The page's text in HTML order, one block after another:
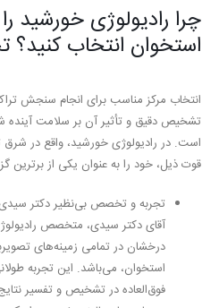
چرا رادیولوژی خورشید
استخوان انتخاب
انتخاب مرکز مناسب برای انجام سنجش
تشخیص دقیق و تأثیر آن بر سلامت آینده
است. در رادیولوژی خورشید، واقع در شرق
قوت ذیل، خود را به عنوان یکی از برترین
تجربه و تخصص بی‌نظیر دکتر
درخشان در تمامی زمینه‌های
استخوان، می‌باشد. این تجربه
فوق‌العاده در تشخیص و تفسیر